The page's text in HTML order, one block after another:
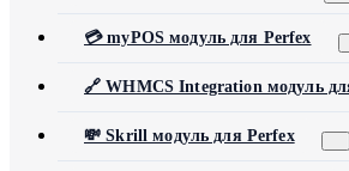
💳 myPOS модуль для Perfex
🔗 WHMCS Integration модуль
💸 Skrill модуль для Perfex